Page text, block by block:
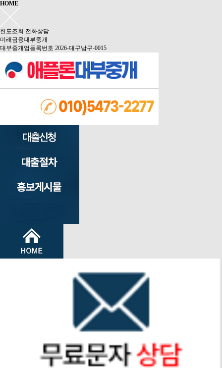
HOME
한도조회 전화상담
미래금융대부중개
대부중개업등록번호 2026-대구남구-0015